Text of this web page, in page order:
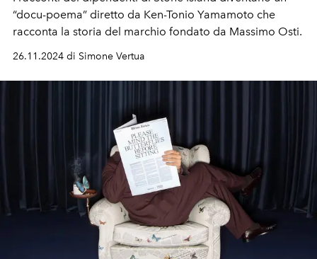
“docu-poema” diretto da Ken-Tonio Yamamoto che
racconta la storia del marchio fondato da Massimo Osti.
26.11.2024 di Simone Vertua